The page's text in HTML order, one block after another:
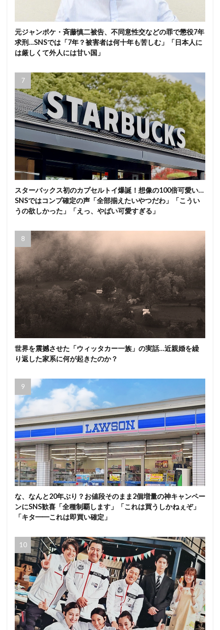
元ジャンポケ・斉藤慎二被告、不同意性交などの罪で懲役7年
求刑…SNSでは「7年？被害者は何十年も苦しむ」「日本人に
は厳しくて外人には甘い国」
スターバックス初のカプセルトイ爆誕！想像の100倍可愛い…
SNSではコンプ確定の声「全部揃えたいやつだわ」「こうい
うの欲しかった」「えっ、やばい可愛すぎる」
世界を震撼させた「ウィッタカー一族」の実話…近親婚を繰
り返した家系に何が起きたのか？
な、なんと20年ぶり？お値段そのまま2個増量の神キャンペー
ンにSNS歓喜「全種制覇します」「これは買うしかねぇぞ」
「キタ━━これは即買い確定」